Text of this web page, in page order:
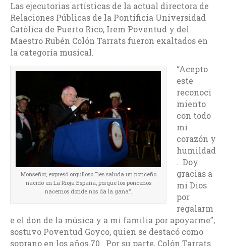
Las ejecutorias artísticas de la actual directora de
Relaciones Públicas de la Pontificia Universidad
Católica de Puerto Rico, Irem Poventud y del
Maestro Rubén Colón Tarrats fueron exaltados en
la categoría musical.
Monseñor, expresó orgulloso “les saluda un ponceño
nacido en La Rioja España, porque los ponceños
nacemos donde nos da la gana”.
“Acepto
este
reconoci
miento
con todo
mi
corazón y
humildad
. Doy
gracias a
mi Dios
por
regalarm
e el don de la música y a mi familia por apoyarme”,
sostuvo Poventud Goyco, quien se destacó como
soprano en los años 70. Por su parte, Colón Tarrats